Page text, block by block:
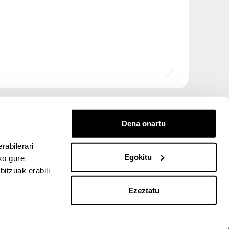
gure
erabili
Dena onartu
Egokitu
Ezeztatu
nueva)
ventana nueva)
(abre ventana nueva)
en YouTube (abre ventana nueva)